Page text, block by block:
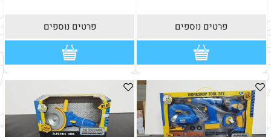
פרטים נוספים פרטים נוספים